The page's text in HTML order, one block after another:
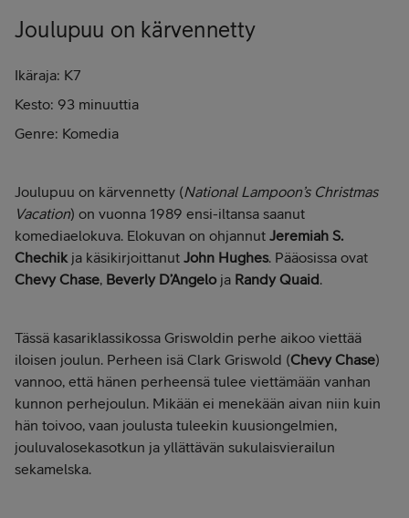
Joulupuu on kärvennetty
Ikäraja: K7
Kesto: 93 minuuttia
Genre: Komedia
Joulupuu on kärvennetty (National Lampoon’s Christmas
Vacation) on vuonna 1989 ensi-iltansa saanut
komediaelokuva. Elokuvan on ohjannut Jeremiah S.
Chechik ja käsikirjoittanut John Hughes. Pääosissa ovat
Chevy Chase, Beverly D’Angeloja Randy Quaid.
Tässä kasariklassikossa Griswoldin perhe aikoo viettää
iloisen joulun. Perheen isä Clark Griswold (Chevy Chase)
vannoo, että hänen perheensä tulee viettämään vanhan
kunnon perhejoulun. Mikään ei menekään aivan niin kuin
hän toivoo, vaan joulusta tuleekin kuusiongelmien,
jouluvalosekasotkun ja yllättävän sukulaisvierailun
sekamelska.